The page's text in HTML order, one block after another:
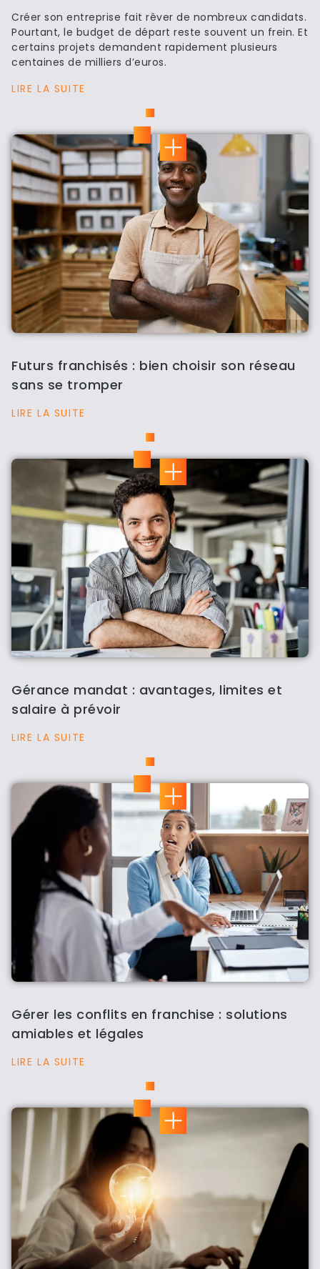
Créer son entreprise fait rêver de nombreux candidats.
Pourtant, le budget de départ reste souvent un frein. Et
certains projets demandent rapidement plusieurs
centaines de milliers d’euros.
LIRE LA SUITE
Futurs franchisés : bien choisir son réseau
sans se tromper
LIRE LA SUITE
Gérance mandat : avantages, limites et
salaire à prévoir
LIRE LA SUITE
Gérer les conflits en franchise : solutions
amiables et légales
LIRE LA SUITE